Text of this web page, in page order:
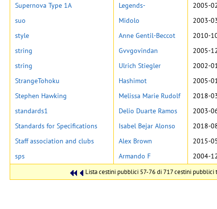
Lista cestini pubblici 57-76 di 717 cestini pubblici
Supernova Type 1A
Legends-
2005-
suo
Midolo
2003-
style
Anne Gentil-Beccot
2010-
string
Gvvgovindan
2005-
string
Ulrich Stiegler
2002-
StrangeTohoku
Hashimot
2005-
Stephen Hawking
Melissa Marie Rudolf
2018-
standards1
Delio Duarte Ramos
2003-
Standards for Specifications
Isabel Bejar Alonso
2018-
Staff association and clubs
Alex Brown
2015-
sps
Armando F 2004-